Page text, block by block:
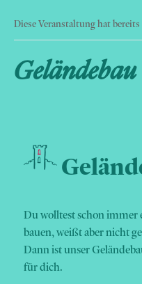
Diese Veranstaltung hat
Du wolltest schon immer
bauen, weißt aber nicht
Dann ist unser
für dich.